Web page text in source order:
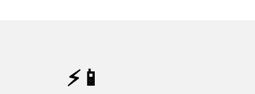
⚡📱